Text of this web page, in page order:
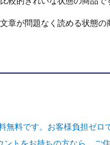
文章が問題なく読める状態の
無料です。お客様負担ゼロ